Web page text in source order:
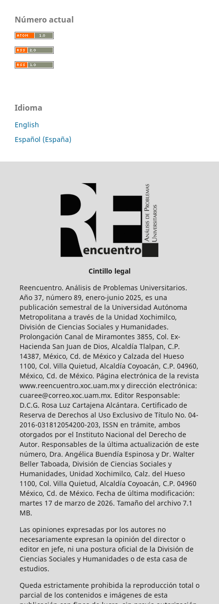
Número actual
Idioma
English
Español (España)
Cintillo legal
Reencuentro. Análisis de Problemas Universitarios.
Año 37, número 89, enero-junio 2025, es una
publicación semestral de la Universidad Autónoma
Metropolitana a través de la Unidad Xochimilco,
División de Ciencias Sociales y Humanidades.
Prolongación Canal de Miramontes 3855, Col. Ex-
Hacienda San Juan de Dios, Alcaldía Tlalpan, C.P.
14387, México, Cd. de México y Calzada del Hueso
1100, Col. Villa Quietud, Alcaldía Coyoacán, C.P. 04960,
México, Cd. de México. Página electrónica de la revista
www.reencuentro.xoc.uam.mx y dirección electrónica:
cuaree@correo.xoc.uam.mx. Editor Responsable:
D.C.G. Rosa Luz Cartajena Alcántara. Certificado de
Reserva de Derechos al Uso Exclusivo de Título No. 04-
2016-031812054200-203, ISSN en trámite, ambos
otorgados por el Instituto Nacional del Derecho de
Autor. Responsables de la última actualización de este
número, Dra. Angélica Buendía Espinosa y Dr. Walter
Beller Taboada, División de Ciencias Sociales y
Humanidades, Unidad Xochimilco, Calz. del Hueso
1100, Col. Villa Quietud, Alcaldía Coyoacán, C.P. 04960
México, Cd. de México. Fecha de última modificación:
martes 17 de marzo de 2026. Tamaño del archivo 7.1
MB.
Las opiniones expresadas por los autores no
necesariamente expresan la opinión del director o
editor en jefe, ni una postura oficial de la División de
Ciencias Sociales y Humanidades o de esta casa de
estudios.
Queda estrictamente prohibida la reproducción total o
parcial de los contenidos e imágenes de esta